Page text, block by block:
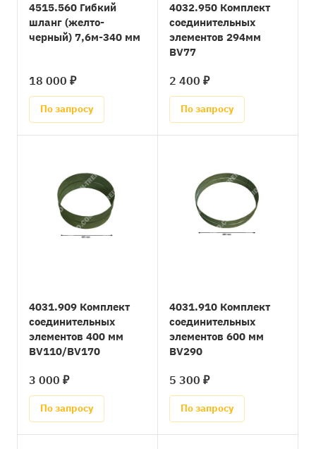
4515.560 Гибкий
шланг (желто-
черный) 7,6м-340 мм
18 000 ₽
По запросу
4032.950 Комплект
соединительных
элементов 294мм
BV77
2 400 ₽
По запросу
4031.909 Комплект
соединительных
элементов 400 мм
BV110/BV170
3 000 ₽
По запросу
4031.910 Комплект
соединительных
элементов 600 мм
BV290
5 300 ₽
По запросу